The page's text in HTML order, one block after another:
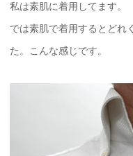
私は素肌に着用してます。
では素肌で着用するとどれ
た。こんな感じです。